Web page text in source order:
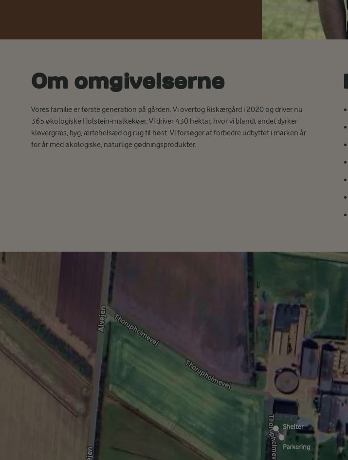
Om omgivelserne
Vores familie er første generation på gården. Vi overtog Riskærgård i 2020 og driver nu
365 økologiske Holstein-malkekøer. Vi driver 430 hektar, hvor vi blandt andet dyrker
kløvergræs, byg, ærtehelsæd og rug til høst. Vi forsøger at forbedre udbyttet i marken år
for år med økologiske, naturlige gødningsprodukter.